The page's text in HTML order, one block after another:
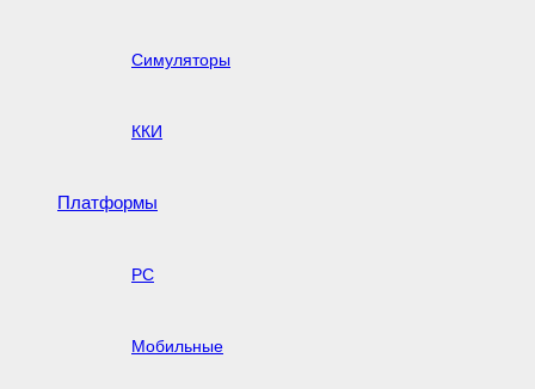
Симуляторы
ККИ
Платформы
PC
Мобильные